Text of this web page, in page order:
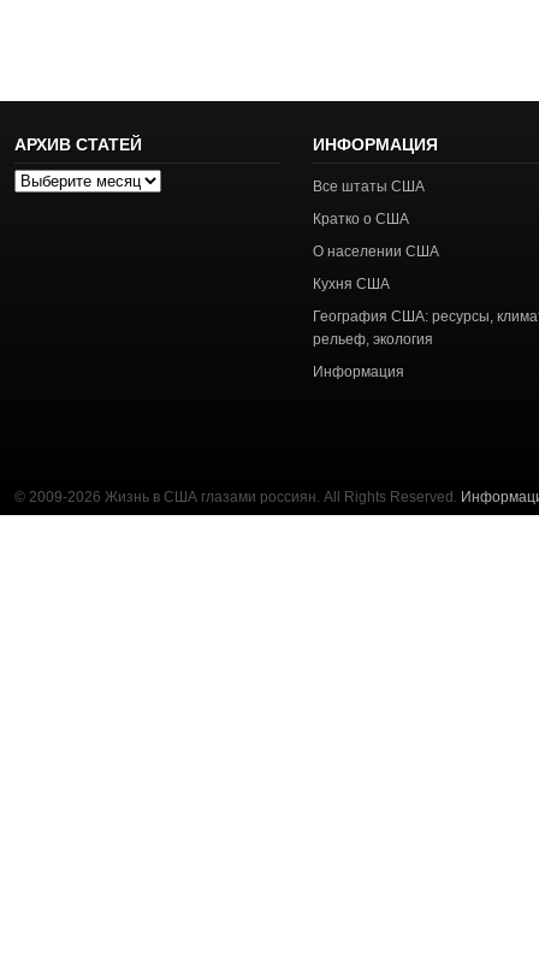
АРХИВ СТАТЕЙ
Архив
ИНФОРМАЦИЯ
Все штаты США
Кратко о США
О населении США
Кухня США
География США: ресурсы,
рельеф, экология
Информация
© 2009-2026 Жизнь в США глазами россиян. All Rights Reserved.